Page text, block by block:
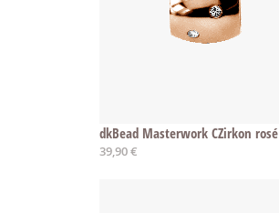
dkBead Masterwork CZirkon rosé
39,90 €